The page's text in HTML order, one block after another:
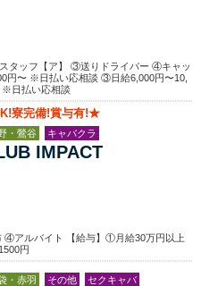
タッフ【ア】 ③送りドライバー ④キャッ
円〜 ※日払い応相談 ③日給6,000円〜10,
日払い応相談
寮完備!賞与有!★
・鶯谷 キャバクラ
IMPACT
アルバイト 【給与】①月給30万円以上
円
・赤羽 その他 セクキャバ